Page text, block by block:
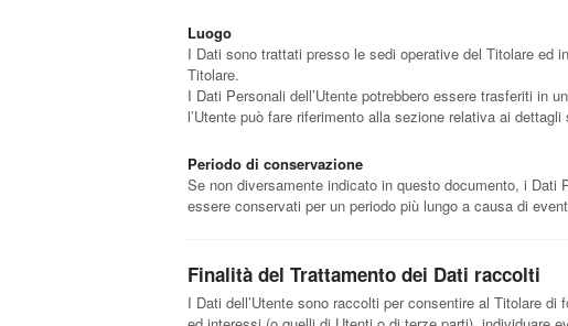
Luogo
I Dati sono trattati presso le sedi operative del Titolare ed
Titolare.
I Dati Personali dell’Utente potrebbero essere trasferiti in
l’Utente può fare riferimento alla sezione relativa ai
Periodo di conservazione
Se non diversamente indicato in questo documento, i
essere conservati per un periodo più lungo a causa di
Finalità del Trattamento dei Dati raccolti
I Dati dell’Utente sono raccolti per consentire al Titolare